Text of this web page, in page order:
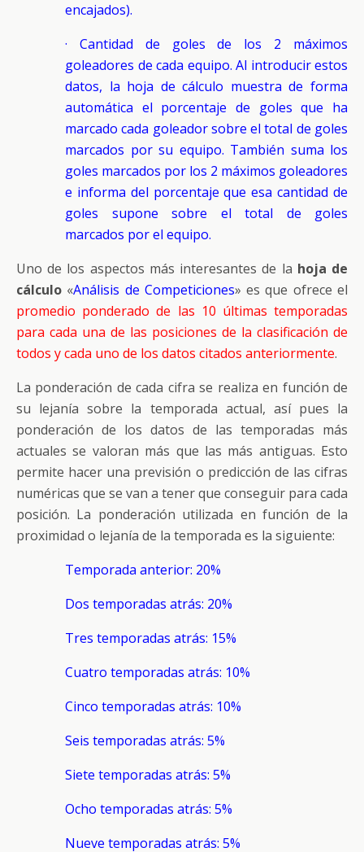
encajados).
· Cantidad de goles de los 2 máximos
goleadores de cada equipo. Al introducir estos
datos, la hoja de cálculo muestra de forma
automática el porcentaje de goles que ha
marcado cada goleador sobre el total de goles
marcados por su equipo. También suma los
goles marcados por los 2 máximos goleadores
e informa del porcentaje que esa cantidad de
goles supone sobre el total de goles
marcados por el equipo.
Uno de los aspectos más interesantes de la hoja de
cálculo «Análisis de Competiciones» es que ofrece el
promedio ponderado de las 10 últimas temporadas
para cada una de las posiciones de la clasificación de
todos y cada uno de los datos citados anteriormente.
La ponderación de cada cifra se realiza en función de
su lejanía sobre la temporada actual, así pues la
ponderación de los datos de las temporadas más
actuales se valoran más que las más antiguas. Esto
permite hacer una previsión o predicción de las cifras
numéricas que se van a tener que conseguir para cada
posición. La ponderación utilizada en función de la
proximidad o lejanía de la temporada es la siguiente:
Temporada anterior: 20%
Dos temporadas atrás: 20%
Tres temporadas atrás: 15%
Cuatro temporadas atrás: 10%
Cinco temporadas atrás: 10%
Seis temporadas atrás: 5%
Siete temporadas atrás: 5%
Ocho temporadas atrás: 5%
Nueve temporadas atrás: 5%